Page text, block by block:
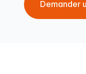
Demander